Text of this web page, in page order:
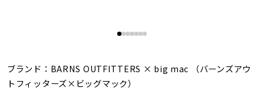
ブランド： BARNS OUTFITTERS × big mac （バーンズアウ
トフィッターズ×ビッグマック）